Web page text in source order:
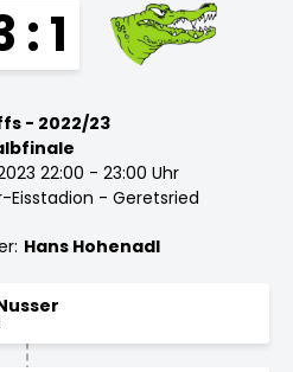
: 1
- 2022/23
22:00 - 23:00 Uhr
Eisstadion - Geretsried
Hans Hohenadl